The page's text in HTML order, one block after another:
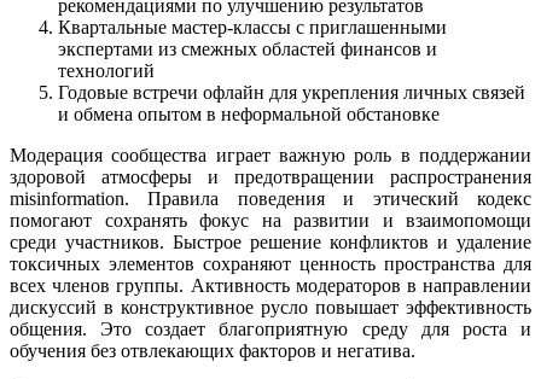
рекомендациями по улучшению результатов
Квартальные мастер-классы с приглашенными
экспертами из смежных областей финансов и
технологий
Годовые встречи офлайн для укрепления личных связей
и обмена опытом в неформальной обстановке
Модерация сообщества играет важную роль в поддержании
здоровой атмосферы и предотвращении распространения
misinformation. Правила поведения и этический кодекс
помогают сохранять фокус на развитии и взаимопомощи
среди участников. Быстрое решение конфликтов и удаление
токсичных элементов сохраняют ценность пространства для
всех членов группы. Активность модераторов в направлении
дискуссий в конструктивное русло повышает эффективность
общения. Это создает благоприятную среду для роста и
обучения без отвлекающих факторов и негатива.